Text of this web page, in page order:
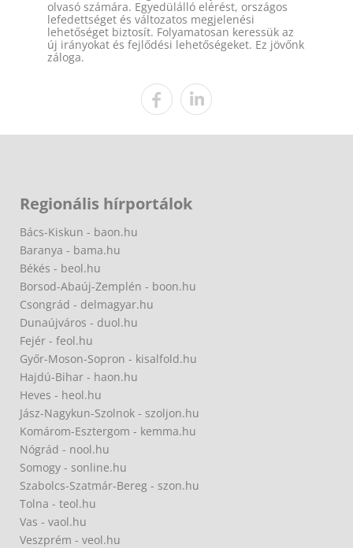
olvasó számára. Egyedülálló elérést, országos
lefedettséget és változatos megjelenési
lehetőséget biztosít. Folyamatosan keressük az
új irányokat és fejlődési lehetőségeket. Ez jövőnk
záloga.
Regionális hírportálok
Bács-Kiskun - baon.hu
Baranya - bama.hu
Békés - beol.hu
Borsod-Abaúj-Zemplén - boon.hu
Csongrád - delmagyar.hu
Dunaújváros - duol.hu
Fejér - feol.hu
Győr-Moson-Sopron - kisalfold.hu
Hajdú-Bihar - haon.hu
Heves - heol.hu
Jász-Nagykun-Szolnok - szoljon.hu
Komárom-Esztergom - kemma.hu
Nógrád - nool.hu
Somogy - sonline.hu
Szabolcs-Szatmár-Bereg - szon.hu
Tolna - teol.hu
Vas - vaol.hu
Veszprém - veol.hu